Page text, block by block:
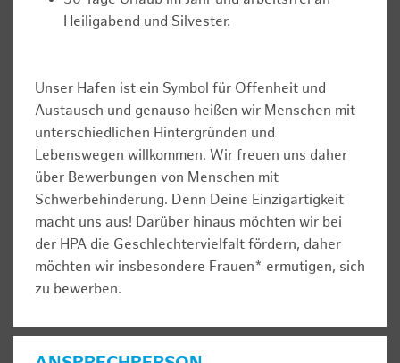
Heiligabend und Silvester.
Unser Hafen ist ein Symbol für Offenheit und
Austausch und genauso heißen wir Menschen mit
unterschiedlichen Hintergründen und
Lebenswegen willkommen. Wir freuen uns daher
über Bewerbungen von Menschen mit
Schwerbehinderung. Denn Deine Einzigartigkeit
macht uns aus! Darüber hinaus möchten wir bei
der HPA die Geschlechtervielfalt fördern, daher
möchten wir insbesondere Frauen* ermutigen, sich
zu bewerben.